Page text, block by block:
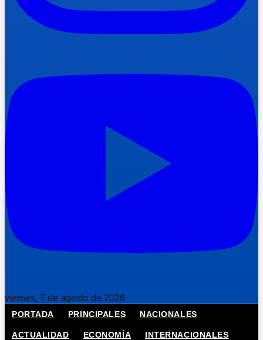
viernes, 7 de agosto de 2026
PORTADA PRINCIPALES NACIONALES
ACTUALIDAD ECONOMÍA INTERNACIONALES